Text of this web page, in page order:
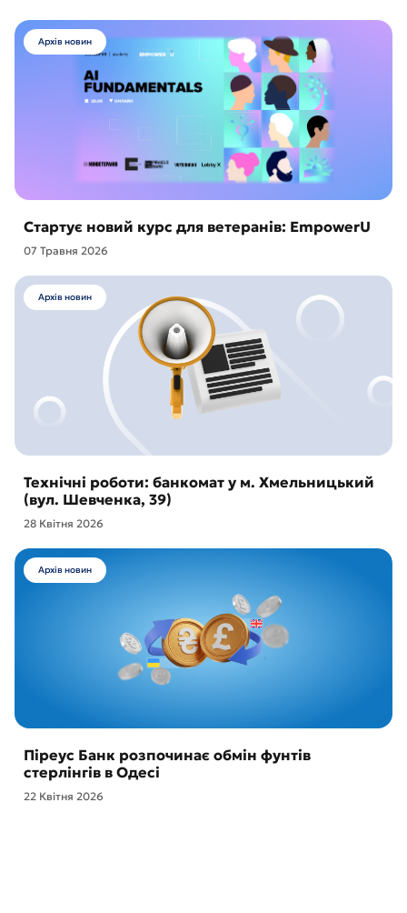
Архів новин
Стартує новий курс для ветеранів: EmpowerU
07 Травня 2026
Архів новин
Технічні роботи: банкомат у м. Хмельницький
(вул. Шевченка, 39)
28 Квітня 2026
Архів новин
Піреус Банк розпочинає обмін фунтів
стерлінгів в Одесі
22 Квітня 2026